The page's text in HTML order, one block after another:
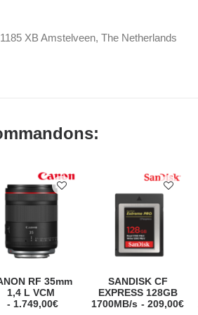
XB Amstelveen, The Netherlands
RF 35mm
1,4 L VCM
1.749,00€
SANDISK CF
EXPRESS 128GB
1700MB/s
209,00€